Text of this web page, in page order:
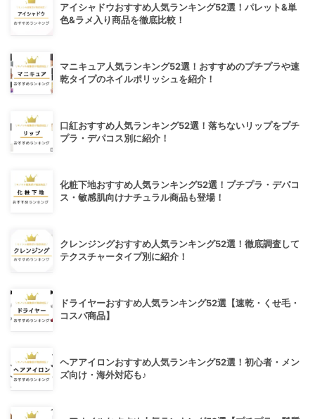
アイシャドウおすすめ人気ランキング52選！パレット&単
色&ラメ入り商品を徹底比較！
マニキュア人気ランキング52選！おすすめのプチプラや速
乾タイプのネイルポリッシュを紹介！
口紅おすすめ人気ランキング52選！落ちないリップをプチ
プラ・デパコス別に紹介！
化粧下地おすすめ人気ランキング52選！プチプラ・デパコ
ス・敏感肌向けナチュラル商品も登場！
クレンジングおすすめ人気ランキング52選！徹底調査して
テクスチャータイプ別に紹介！
ドライヤーおすすめ人気ランキング52選【速乾・くせ毛・
コスパ商品】
ヘアアイロンおすすめ人気ランキング52選！初心者・メン
ズ向け・海外対応も♪